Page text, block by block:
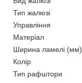
Тип жалюзі
Управління
Матеріал
Ширина ламелі (мм)
Колір
Тип рафштори